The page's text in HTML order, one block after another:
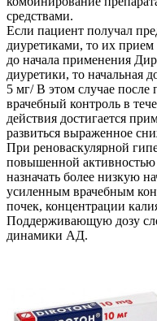
средствами.
Если пациент получал
диуретиками, то их прием
до начала применения
диуретики, то начальная
5 мг/ В этом случае после
врачебный контроль в
действия достигается
развиться выраженное
При реноваскулярной
повышенной
назначать более низкую
усиленным врачебным
почек, концентрации
Поддерживающую дозу
динамики АД.